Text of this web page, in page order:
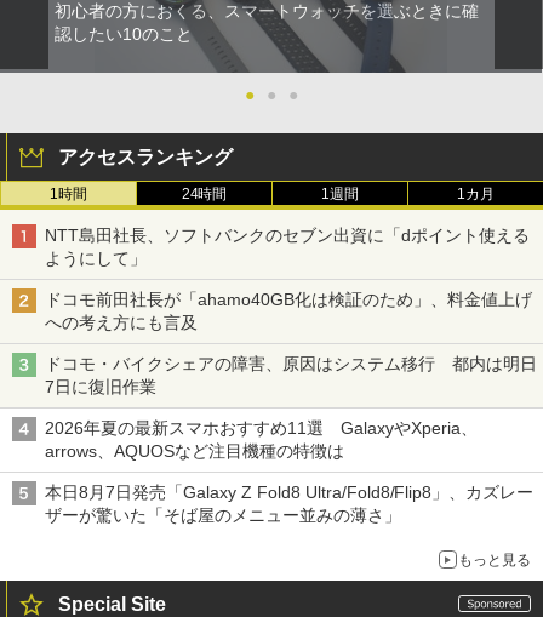
初心者の方におくる、スマートウォッチを選ぶときに確
認したい10のこと
● ● ●
アクセスランキング
1時間 24時間 1週間 1カ月
NTT島田社長、ソフトバンクのセブン出資に「dポイント使える
ようにして」
ドコモ前田社長が「ahamo40GB化は検証のため」、料金値上げ
への考え方にも言及
ドコモ・バイクシェアの障害、原因はシステム移行 都内は明日
7日に復旧作業
2026年夏の最新スマホおすすめ11選 GalaxyやXperia、
arrows、AQUOSなど注目機種の特徴は
本日8月7日発売「Galaxy Z Fold8 Ultra/Fold8/Flip8」、カズレー
ザーが驚いた「そば屋のメニュー並みの薄さ」
もっと見る
Special Site